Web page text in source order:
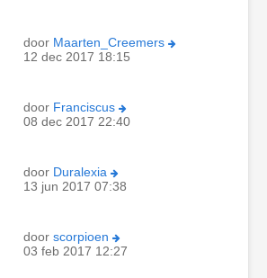
door Maarten_Creemers
12 dec 2017 18:15
door Franciscus
08 dec 2017 22:40
door Duralexia
13 jun 2017 07:38
door scorpioen
03 feb 2017 12:27